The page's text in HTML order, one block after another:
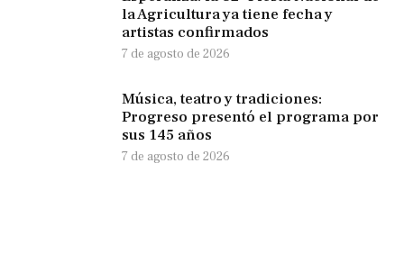
la Agricultura ya tiene fecha y
artistas confirmados
7 de agosto de 2026
Música, teatro y tradiciones:
Progreso presentó el programa por
sus 145 años
7 de agosto de 2026